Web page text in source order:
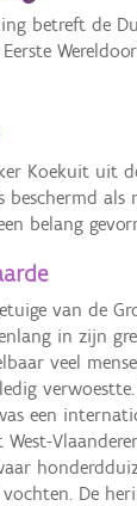
betreft de
Koekuit uit
beschermd
belang
van de
in zijn
veel
verwoestte.
een
De